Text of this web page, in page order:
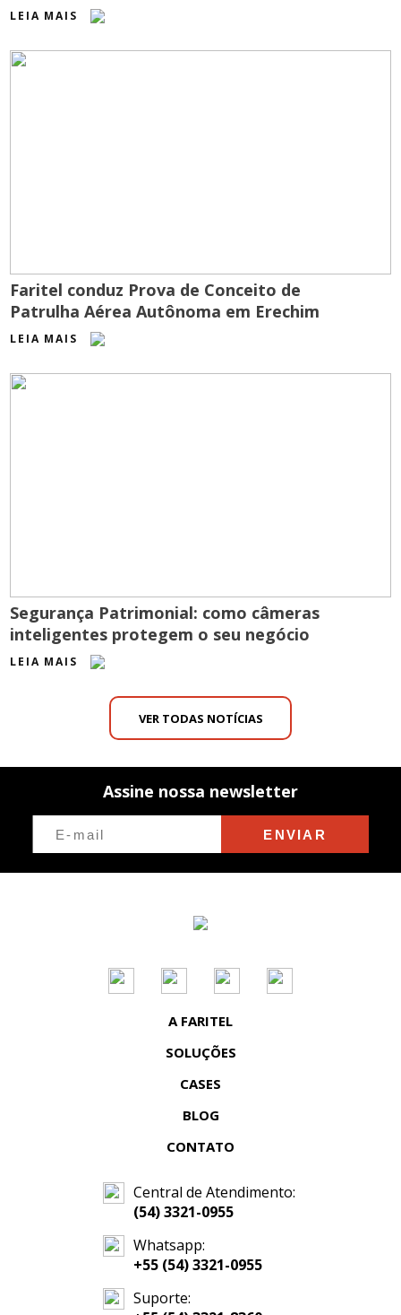
LEIA MAIS
Faritel conduz Prova de Conceito de
Patrulha Aérea Autônoma em Erechim
LEIA MAIS
Segurança Patrimonial: como câmeras
inteligentes protegem o seu negócio
LEIA MAIS
VER TODAS NOTÍCIAS
Assine nossa newsletter
ENVIAR
A FARITEL
SOLUÇÕES
CASES
BLOG
CONTATO
Central de Atendimento:
(54) 3321-0955
Whatsapp:
+55 (54) 3321-0955
Suporte: